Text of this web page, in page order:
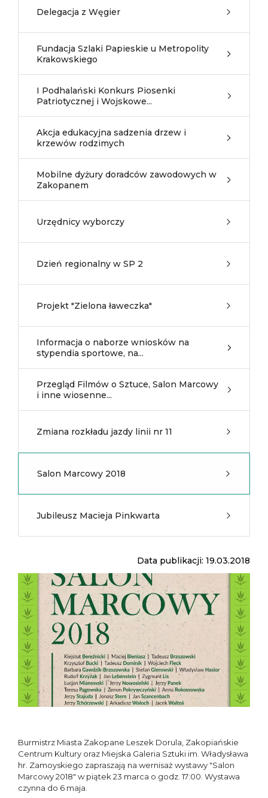
Delegacja z Węgier
Fundacja Szlaki Papieskie u Metropolity
Krakowskiego
I Podhalański Konkurs Piosenki
Patriotycznej i Wojskowe...
Akcja edukacyjna sadzenia drzew i
krzewów rodzimych
Mobilne dyżury doradców zawodowych w
Zakopanem
Urzędnicy wyborczy
Dzień regionalny w SP 2
Projekt "Zielona ławeczka"
Informacja o naborze wniosków na
stypendia sportowe, na...
Przegląd Filmów o Sztuce, Salon Marcowy
i inne wiosenne...
Zmiana rozkładu jazdy linii nr 11
Salon Marcowy 2018
Jubileusz Macieja Pinkwarta
Data publikacji: 19.03.2018
Burmistrz Miasta Zakopane Leszek Dorula, Zakopiańskie
Centrum Kultury oraz Miejska Galeria Sztuki im. Władysława
hr. Zamoyskiego zapraszają na wernisaż wystawy "Salon
Marcowy 2018" w piątek 23 marca o godz. 17:00. Wystawa
czynna do 6 maja.